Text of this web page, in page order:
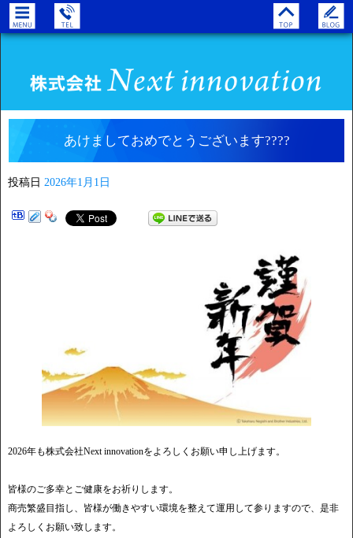
あけましておめでとうございます????
投稿日 2026年1月1日
2026年も株式会社Next innovationをよろしくお願い申し上げます。
皆様のご多幸とご健康をお祈りします。
商売繁盛目指し、皆様が働きやすい環境を整えて運用して参りますので、是非
よろしくお願い致します。